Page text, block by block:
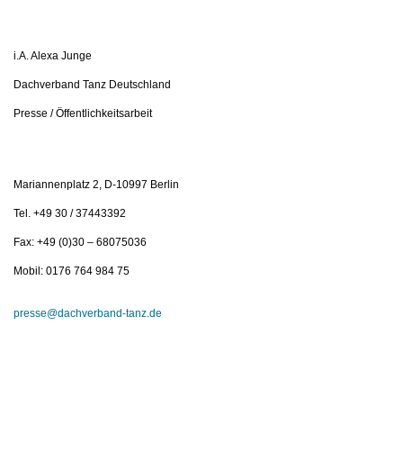
i.A. Alexa Junge
Dachverband Tanz Deutschland
Presse / Öffentlichkeitsarbeit
Mariannenplatz 2, D-10997 Berlin
Tel. +49 30 / 37443392
Fax: +49 (0)30 – 68075036
Mobil: 0176 764 984 75
presse@dachverband-tanz.de